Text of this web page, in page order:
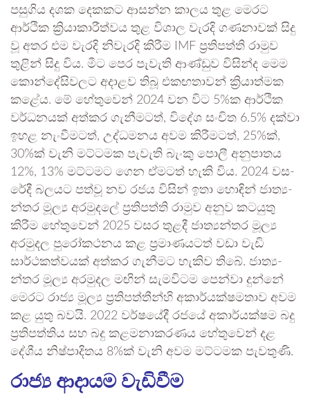
පසු­ගිය දශක දෙක­කට ආසන්න කාලය තුළ මෙරට
ආර්ථික ක්‍රියා­කා­රී­ත්වය තුළ විශාල වැරදි ගණ­නා­වක් සිදු
වූ අතර එම වැරදි නිවැ­රදි කිරීම IMF ප්‍රති­පත්ති රාමුව
තුළින් සිදු විය. මීට පෙර පැවැති ආණ්ඩුව විසින්ද මෙම
කොන්දේ­සි­ව­ලට අදා­ළව තිබූ එක­ඟ­තා­වන් ක්‍රියා­ත්මක
කළේය. මේ හේතු­වෙන් 2024 වන විට 5%ක ආර්ථික
වර්ධ­න­යක් අත්කර ගැනී­ම­ටත්, විදේශ සංචිත 6.5% දක්වා
ඉහළ නැංවී­ම­ටත්, උද්ධ­ම­නය අවම කිරී­ම­ටත්, 25%ක්,
30%ක් වැනි මට්ට­මක පැවැති බැංකු පොලී අනු­පා­තය
12%, 13% මට්ට­මට ගෙන ඒම­ටත් හැකි විය. 2024 වස­
රේදී බල­යට පත්වූ නව රජය විසින් ඉතා හොඳින් ජාත්‍ය­
න්තර මූල්‍ය අර­මු­දලේ ප්‍රති­පත්ති රාමුව අනුව කට­යුතු
කිරීම හේතු­වෙන් 2025 වසර තුළදී ජාත්‍ය­න්තර මූල්‍ය
අර­මු­දල පුරෝ­ක­ථ­නය කළ ප්‍රමා­ණ­ය­ටත් වඩා වැඩි
සාර්ථ­ක­ත්ව­යක් අත්කර ගැනී­මට හැකිව තිබේ. ජාත්‍ය­
න්තර මූල්‍ය අර­මු­දල මඟින් සැම­වි­ටම පෙන්වා දුන්නේ
මෙරට රාජ්‍ය මූල්‍ය ප්‍රති­ප­ත්තීන්හි අකා­ර්ය­ක්ෂ­ම­තාව අවම
කළ යුතු බවයි. 2022 වර්ෂ­යේදී රජයේ අකා­ර්ය­ක්ෂම බදු
ප්‍රති­ප­ත්තිය සහ බදු කළ­ම­නා­ක­ර­ණය හේතු­වෙන් දළ
දේශීය නිෂ්පා­දි­තය 8%ක් වැනි අවම මට්ට­මක පැව­තුණි.
රාජ්‍ය ආදායම වැඩිවීම